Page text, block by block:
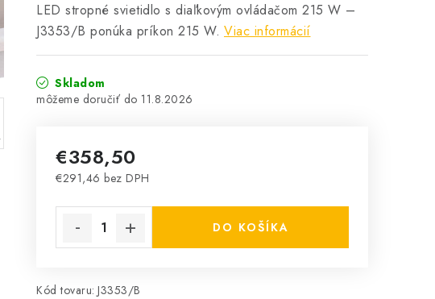
LED stropné svietidlo s diaľkovým ovládačom 215 W –
J3353/B ponúka príkon 215 W. Viac informácií
Skladom
11.8.2026
€358,50
€291,46 bez DPH
DO KOŠÍKA
Kód tovaru: J3353/B